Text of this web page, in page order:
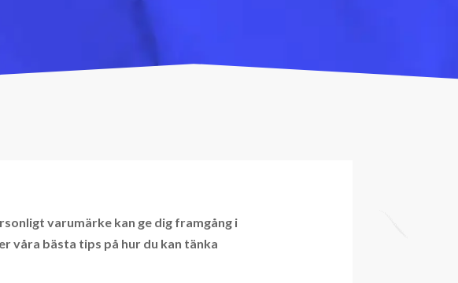
varumärke kan ge dig framgång i
våra bästa tips på hur du kan tänka